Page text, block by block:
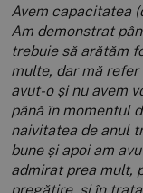
Avem capacitatea
Am demonstrat
trebuie să arătăm
multe, dar mă
avut-o și nu avem
până în momentul
naivitatea de anul
bune și apoi am
admirat prea mult,